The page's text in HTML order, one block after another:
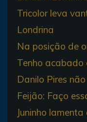
Tricolor leva
Londrina
Na posição de
Tenho acabado
Danilo Pires
Feijão: Faço
Juninho